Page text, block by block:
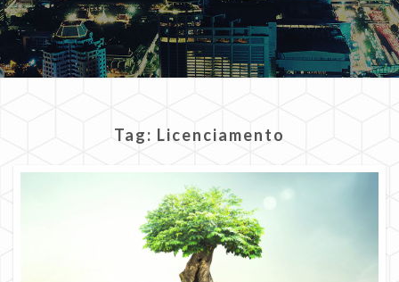
Tag: Licenciamento